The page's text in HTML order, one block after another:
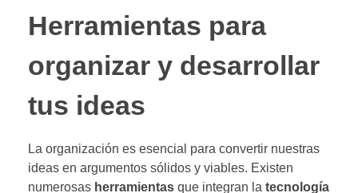
Herramientas para
organizar y desarrollar
tus ideas
La organización es esencial para convertir nuestras
ideas en argumentos sólidos y viables. Existen
numerosas herramientas que integran la tecnología